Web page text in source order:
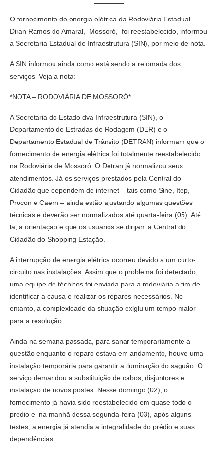
O fornecimento de energia elétrica da Rodoviária Estadual
Diran Ramos do Amaral, Mossoró, foi reestabelecido, informou
a Secretaria Estadual de Infraestrutura (SIN), por meio de nota.
A SIN informou ainda como está sendo a retomada dos
serviços. Veja a nota:
*NOTA – RODOVIÁRIA DE MOSSORÓ*
A Secretaria do Estado dva Infraestrutura (SIN), o
Departamento de Estradas de Rodagem (DER) e o
Departamento Estadual de Trânsito (DETRAN) informam que o
fornecimento de energia elétrica foi totalmente reestabelecido
na Rodoviária de Mossoró. O Detran já normalizou seus
atendimentos. Já os serviços prestados pela Central do
Cidadão que dependem de internet – tais como Sine, Itep,
Procon e Caern – ainda estão ajustando algumas questões
técnicas e deverão ser normalizados até quarta-feira (05). Até
lá, a orientação é que os usuários se dirijam a Central do
Cidadão do Shopping Estação.
A interrupção de energia elétrica ocorreu devido a um curto-
circuito nas instalações. Assim que o problema foi detectado,
uma equipe de técnicos foi enviada para a rodoviária a fim de
identificar a causa e realizar os reparos necessários. No
entanto, a complexidade da situação exigiu um tempo maior
para a resolução.
Ainda na semana passada, para sanar temporariamente a
questão enquanto o reparo estava em andamento, houve uma
instalação temporária para garantir a iluminação do saguão. O
serviço demandou a substituição de cabos, disjuntores e
instalação de novos postes. Nesse domingo (02), o
fornecimento já havia sido reestabelecido em quase todo o
prédio e, na manhã dessa segunda-feira (03), após alguns
testes, a energia já atendia a integralidade do prédio e suas
dependências.